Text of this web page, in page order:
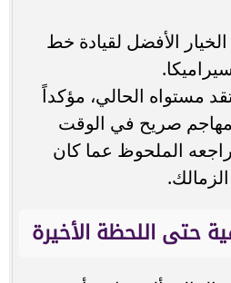
الأفضل لقيادة خط
مستواه الحالي، مؤكداً
صريح في الوقت
الملحوظ عما كان
حتى اللحظة الأخيرة